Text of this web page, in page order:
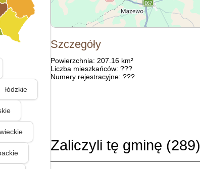
łódzkie
Szczegóły
Powierzchnia: 207.16 km²
Liczba mieszkańców: ???
Numery rejestracyjne: ???
Zaliczyli tę gminę (289)